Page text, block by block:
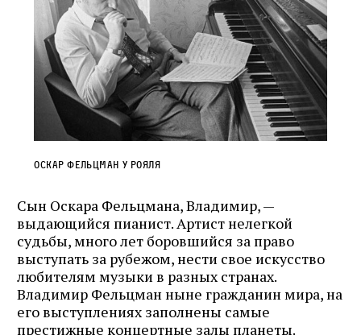
Оскар Фельцман у рояля
Сын Оскара Фельцмана, Владимир, —
выдающийся пианист. Артист нелегкой
судьбы, много лет боровшийся за право
выступать за рубежом, нести свое искусство
любителям музыки в разных странах.
Владимир Фельцман ныне гражданин мира, на
его выступлениях заполнены самые
престижные концертные залы планеты.